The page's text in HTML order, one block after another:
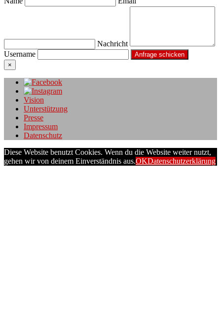
Nachricht
Username
×
Vision
Unterstützung
Presse
Impressum
Datenschutz
Diese Website benutzt Cookies. Wenn du die Website weiter nutzt,
gehen wir von deinem Einverständnis aus.OKDatenschutzerklärung